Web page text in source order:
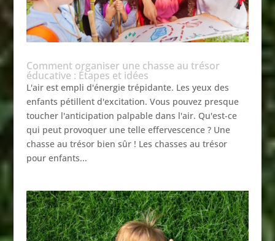
Comment organiser une chasse au trésor
éducative : Étapes et idées
L'air est empli d'énergie trépidante. Les yeux des
enfants pétillent d'excitation. Vous pouvez presque
toucher l'anticipation palpable dans l'air. Qu'est-ce
qui peut provoquer une telle effervescence ? Une
chasse au trésor bien sûr ! Les chasses au trésor
pour enfants...